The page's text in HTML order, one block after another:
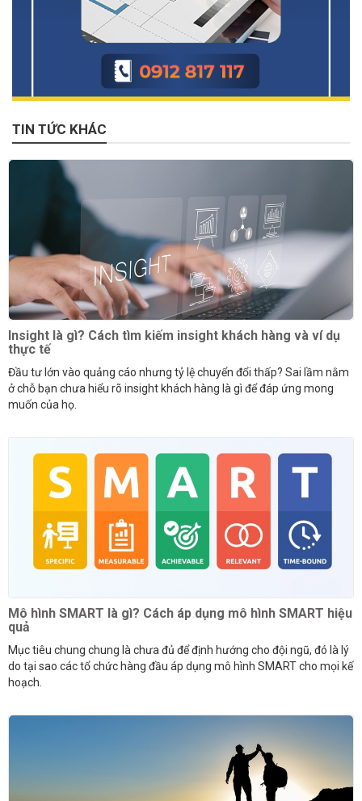
TIN TỨC KHÁC
Insight là gì? Cách tìm kiếm insight khách hàng và ví dụ
thực tế
Đầu tư lớn vào quảng cáo nhưng tỷ lệ chuyển đổi thấp? Sai lầm nằm
ở chỗ bạn chưa hiểu rõ insight khách hàng là gì để đáp ứng mong
muốn của họ.
Mô hình SMART là gì? Cách áp dụng mô hình SMART hiệu
quả
Mục tiêu chung chung là chưa đủ để định hướng cho đội ngũ, đó là lý
do tại sao các tổ chức hàng đầu áp dụng mô hình SMART cho mọi kế
hoạch.